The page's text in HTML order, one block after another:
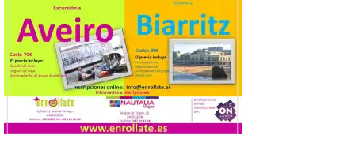
7 Ago 2026
Los materiales ya pueden
recogerse gratuitamente
en la Oficina de
Información Turística de
León e incluyen, además
del programa del evento, una guía
práctica con recomendaciones